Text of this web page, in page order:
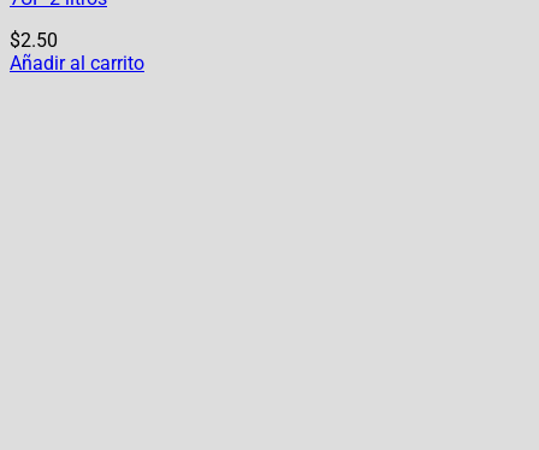
$2.50
Añadir al carrito